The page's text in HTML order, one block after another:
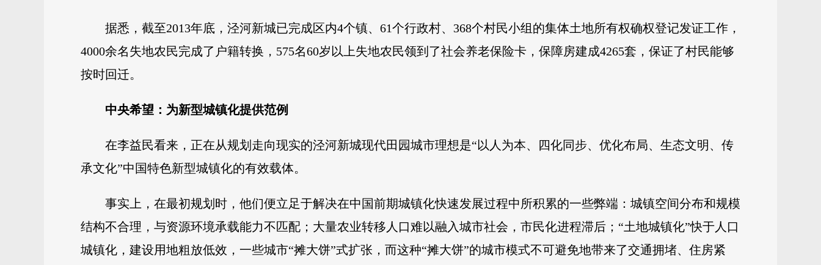
据悉，截至2013年底，泾河新城已完成区内4个镇、61个行政村、368个村民小组的集体土地所有权确权登记发证工作，
4000余名失地农民完成了户籍转换，575名60岁以上失地农民领到了社会养老保险卡，保障房建成4265套，保证了村民能够
按时回迁。
中央希望：为新型城镇化提供范例
在李益民看来，正在从规划走向现实的泾河新城现代田园城市理想是“以人为本、四化同步、优化布局、生态文明、传
承文化”中国特色新型城镇化的有效载体。
事实上，在最初规划时，他们便立足于解决在中国前期城镇化快速发展过程中所积累的一些弊端：城镇空间分布和规模
结构不合理，与资源环境承载能力不匹配；大量农业转移人口难以融入城市社会，市民化进程滞后；“土地城镇化”快于人口
城镇化，建设用地粗放低效，一些城市“摊大饼”式扩张，而这种“摊大饼”的城市模式不可避免地带来了交通拥堵、住房紧